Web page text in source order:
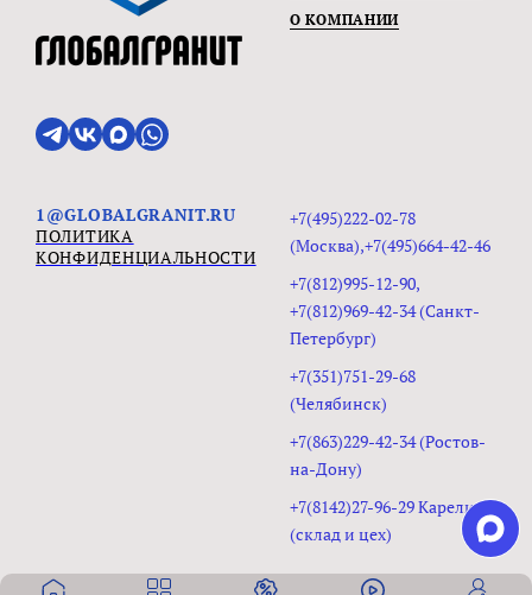
О КОМПАНИИ
1@GLOBALGRANIT.RU
ПОЛИТИКА
КОНФИДЕНЦИАЛЬНОСТИ
+7(495)222-02-78
(Москва),+7(495)664-42-46
+7(812)995-12-90,
+7(812)969-42-34 (Санкт-
Петербург)
+7(351)751-29-68
(Челябинск)
+7(863)229-42-34 (Ростов-
на-Дону)
+7(8142)27-96-29 Карелия
(склад и цех)